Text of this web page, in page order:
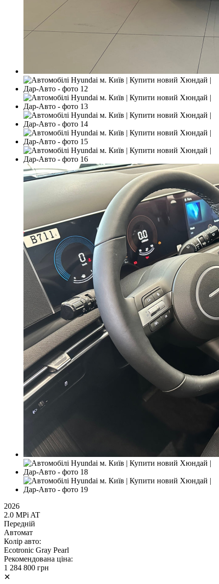
2026
2.0 MPi AT
Передній
Автомат
Колір авто:
Ecotronic Gray Pearl
Рекомендована ціна:
1 284 800 грн
✕